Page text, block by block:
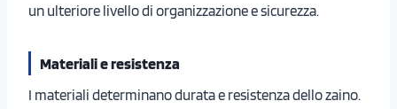
un ulteriore livello di organizzazione e sicurezza.
Materiali e resistenza
I materiali determinano durata e resistenza dello zaino.